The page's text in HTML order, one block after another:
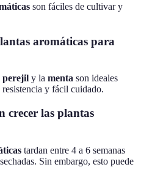
son fáciles de cultivar y
aromáticas para
perejil y la menta son ideales
y fácil cuidado.
crecer las plantas
tardan entre 4 a 6 semanas
Sin embargo, esto puede